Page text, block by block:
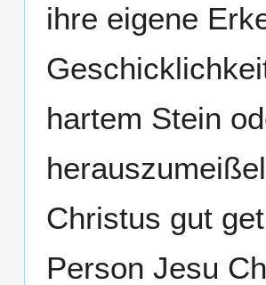
ihre eigene
hartem Stein
Christus gut
Person Jesu